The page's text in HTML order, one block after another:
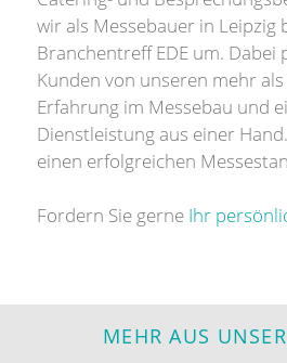
wir als Messebauer in Leipzig
Branchentreff EDE um.
Kunden von unseren mehr als
Erfahrung im Messebau und
Dienstleistung aus einer
einen erfolgreichen
Fordern Sie gerne Ihr
MEHR AUS